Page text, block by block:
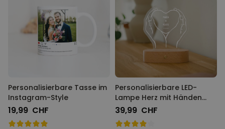
Personalisierbare Tasse im
Instagram-Style
19,99 CHF
Personalisierbare LED-
Lampe Herz mit Händen
und Namen
39,99 CHF